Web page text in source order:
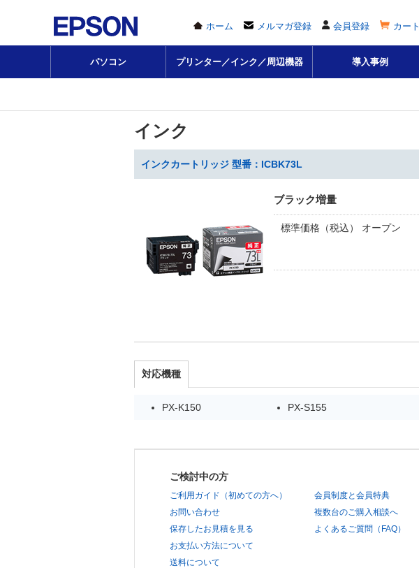
ホーム メルマガ登録 会員登録 カート
パソコン プリンター／インク／周辺機器 導入事例
インク
インクカートリッジ 型番：ICBK73L
ブラック増量
標準価格（税込） オープン
対応機種
PX-K150 PX-S155
ご検討中の方
ご利用ガイド（初めての方へ）
お問い合わせ
保存したお見積を見る
お支払い方法について
送料について
会員制度と会員特典
複数台のご購入相談へ
よくあるご質問（FAQ）